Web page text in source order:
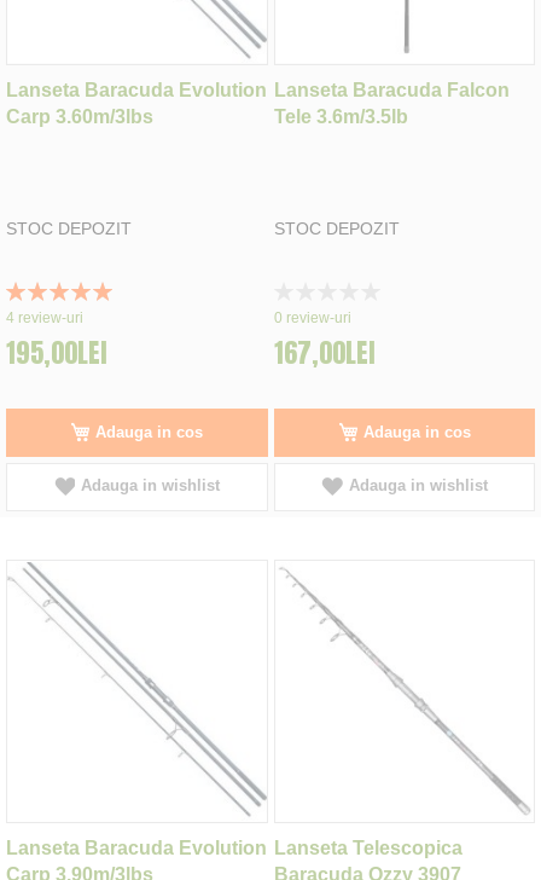
Lanseta Baracuda Evolution
Carp 3.60m/3lbs
STOC DEPOZIT
Rating:
100%
4 review-uri
195,00LEI
Adauga in cos
Adauga in wishlist
Lanseta Baracuda Falcon
Tele 3.6m/3.5lb
STOC DEPOZIT
0%
0 review-uri
167,00LEI
Adauga in cos
Adauga in wishlist
Lanseta Baracuda Evolution
Carp 3.90m/3lbs
Lanseta Telescopica
Baracuda Ozzy 3907